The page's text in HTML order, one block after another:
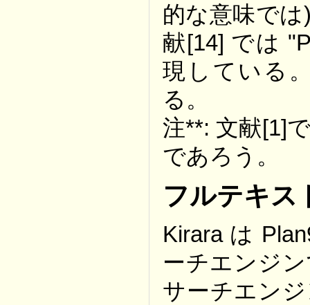
的な意味で
献[14] では
現している
る。
注**: 文献[1]
であろう。
フルテキス
Kirara は
ーチエンジ
サーチエン